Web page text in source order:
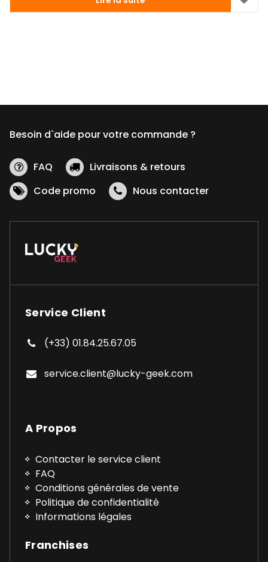
Besoin d`aide pour votre commande ?
FAQ
Livraisons & retours
Code promo
Nous contacter
Service Client
(+33) 01.84.25.67.05
service.client@lucky-geek.com
A Propos
Contacter le service client
FAQ
Conditions générales de vente
Politique de confidentialité
Informations légales
Franchises